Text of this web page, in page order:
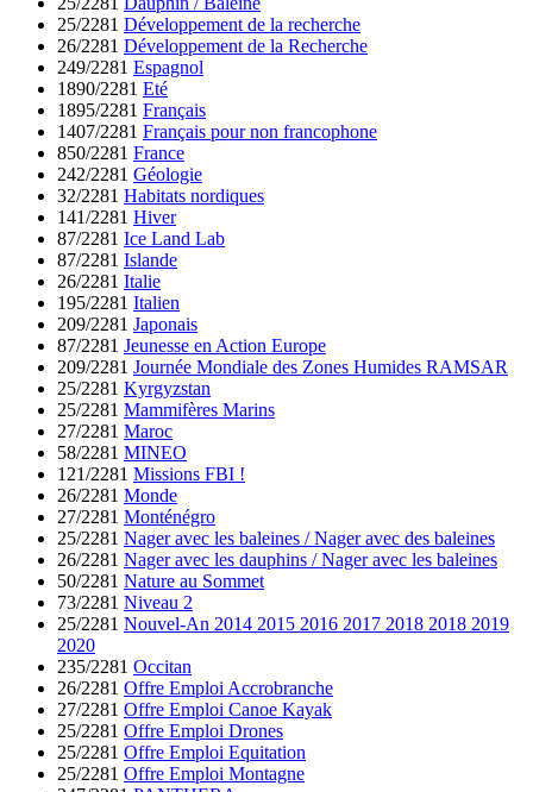
25/2281 Développement de la recherche
26/2281 Développement de la Recherche
249/2281 Espagnol
1890/2281 Eté
1895/2281 Français
1407/2281 Français pour non francophone
850/2281 France
242/2281 Géologie
32/2281 Habitats nordiques
141/2281 Hiver
87/2281 Ice Land Lab
87/2281 Islande
26/2281 Italie
195/2281 Italien
209/2281 Japonais
87/2281 Jeunesse en Action Europe
209/2281 Journée Mondiale des Zones Humides RAMSAR
25/2281 Kyrgyzstan
25/2281 Mammifères Marins
27/2281 Maroc
58/2281 MINEO
121/2281 Missions FBI !
26/2281 Monde
27/2281 Monténégro
25/2281 Nager avec les baleines / Nager avec des baleines
26/2281 Nager avec les dauphins / Nager avec les baleines
50/2281 Nature au Sommet
73/2281 Niveau 2
25/2281 Nouvel-An 2014 2015 2016 2017 2018 2018 2019
2020
235/2281 Occitan
26/2281 Offre Emploi Accrobranche
27/2281 Offre Emploi Canoe Kayak
25/2281 Offre Emploi Drones
25/2281 Offre Emploi Equitation
25/2281 Offre Emploi Montagne